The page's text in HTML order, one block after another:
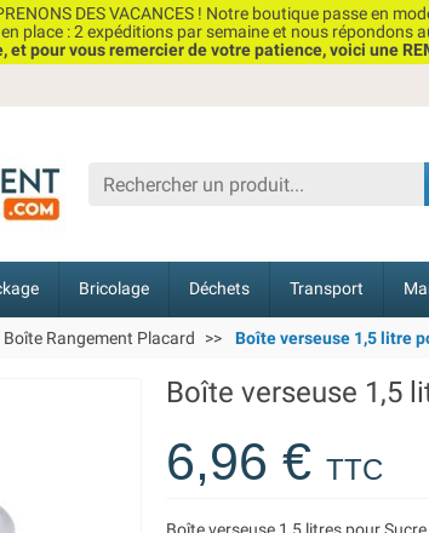
DES VACANCES ! Notre boutique passe en
place : 2 expéditions par semaine et nous répondons
et pour vous remercier de votre patience, voici une
Bricolage Déchets Transport
Boîte Rangement Placard Boîte verseuse 1,5 litre
Boîte verseuse 1,5
6,96 €TTC